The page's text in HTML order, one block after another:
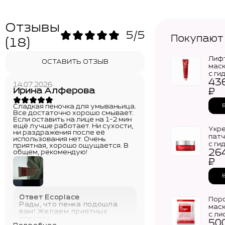
Отзывы
(18)
5/5
ОСТАВИТЬ ОТЗЫВ
14.07.2026
Ирина Алферова
Сладкая пеночка для умываньица.
Все достаточно хорошо смывает.
Если оставить на лице на 1-2 мин
ещё лучше работает. Ни сухости,
ни раздражения после её
использования нет. Очень
приятная, хорошо ощущается. В
общем, рекомендую!
Ответ Ecoplace
Рады, что пенка подошла
вам! Желаем приятных
с
Red
₽
с
Red
Eye
₽
с